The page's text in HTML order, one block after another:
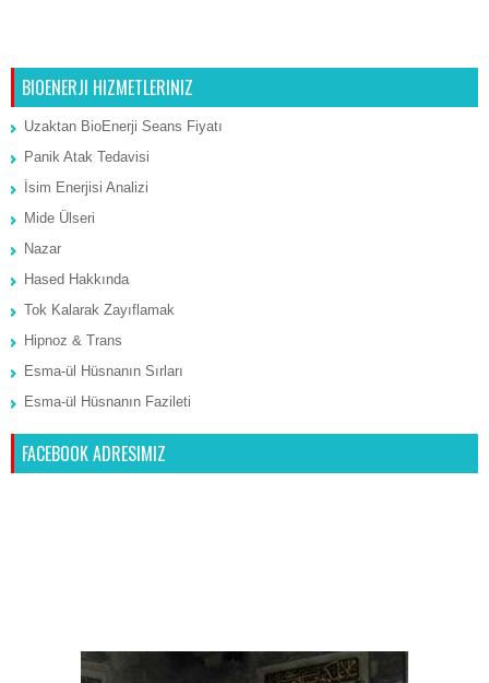
BIOENERJI HIZMETLERINIZ
Uzaktan BioEnerji Seans Fiyatı
Panik Atak Tedavisi
İsim Enerjisi Analizi
Mide Ülseri
Nazar
Hased Hakkında
Tok Kalarak Zayıflamak
Hipnoz & Trans
Esma-ül Hüsnanın Sırları
Esma-ül Hüsnanın Fazileti
FACEBOOK ADRESIMIZ